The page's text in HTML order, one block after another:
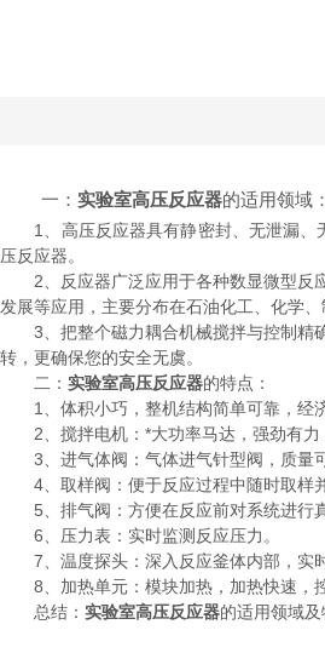
一： 实验室高压反应器的适用领域：
1、高压反应器具有静密封、无泄漏、无
压反应器。
2、反应器广泛应用于各种数显微型反应
发展等应用，主要分布在石油化工、化学
3、把整个磁力耦合机械搅拌与控制精确
转，更确保您的安全无虞。
二： 实验室高压反应器的特点：
1、体积小巧，整机结构简单可靠，经济
2、搅拌电机：*大功率马达，强劲有力
3、进气体阀：气体进气针型阀，质量可
4、取样阀：便于反应过程中随时取样并
5、排气阀：方便在反应前对系统进行
6、压力表：实时监测反应压力。
7、温度探头：深入反应釜体内部，实时
8、加热单元：模块加热，加热快速，控
总结： 实验室高压反应器的适用领域